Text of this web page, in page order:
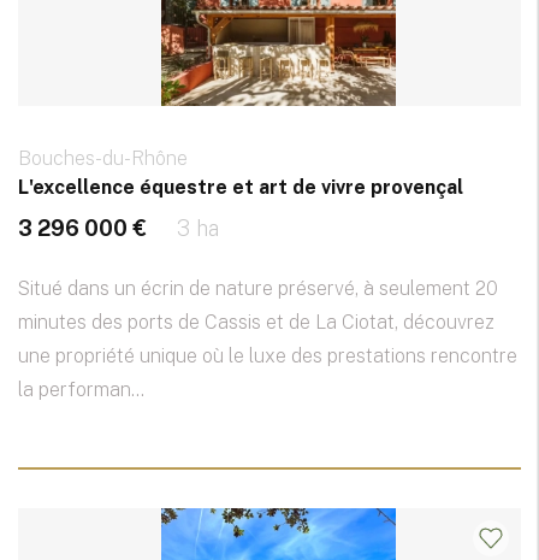
Bouches-du-Rhône
L'excellence équestre et art de vivre provençal
3 296 000 € 3 ha
Situé dans un écrin de nature préservé, à seulement 20
minutes des ports de Cassis et de La Ciotat, découvrez
une propriété unique où le luxe des prestations rencontre
la performan...